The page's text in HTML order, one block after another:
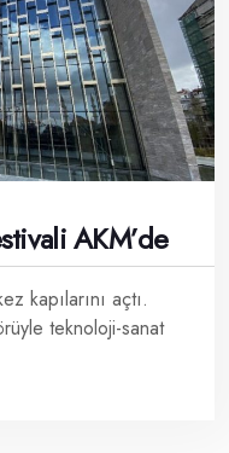
AKM’de
kapılarını açtı.
teknoloji-sanat